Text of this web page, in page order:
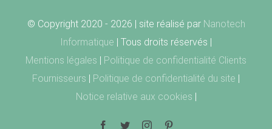
© Copyright 2020 - 2026 | site réalisé par Nanotech
Informatique | Tous droits réservés |
Mentions légales | Politique de confidentialité Clients
Fournisseurs | Politique de confidentialité du site |
Notice relative aux cookies |
Facebook
TwitterInstagram